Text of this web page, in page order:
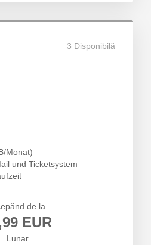
3 Disponibilă
Monat)
und Ticketsystem
de la
EUR
Lunar